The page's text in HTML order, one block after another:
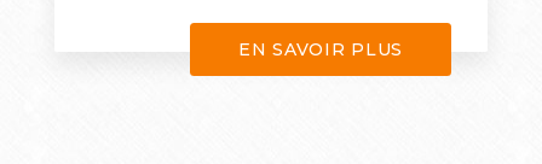
EN SAVOIR PLUS